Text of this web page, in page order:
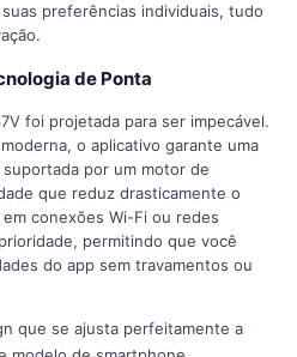
preferências individuais, tudo
de Ponta
foi projetada para ser impecável.
o aplicativo garante uma
por um motor de
que reduz drasticamente o
conexões Wi-Fi ou redes
permitindo que você
do app sem travamentos ou
que se ajusta perfeitamente a